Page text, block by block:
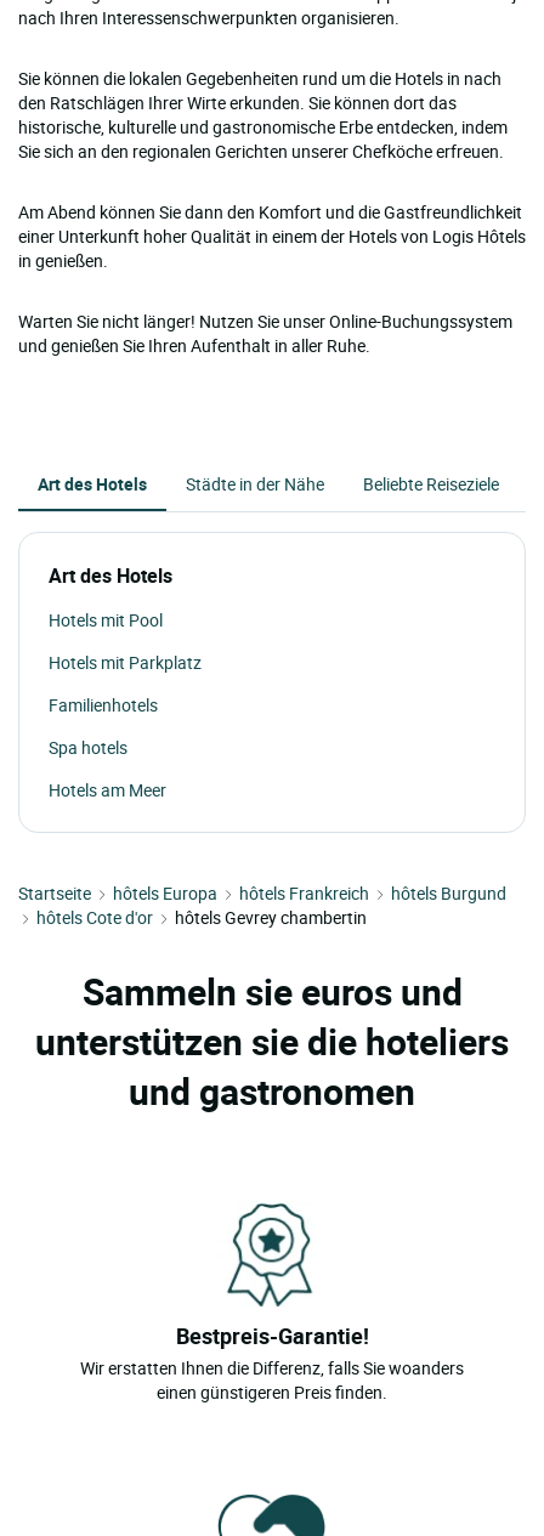
nach Ihren Interessenschwerpunkten organisieren.
Sie können die lokalen Gegebenheiten rund um die Hotels in nach
den Ratschlägen Ihrer Wirte erkunden. Sie können dort das
historische, kulturelle und gastronomische Erbe entdecken, indem
Sie sich an den regionalen Gerichten unserer Chefköche erfreuen.
Am Abend können Sie dann den Komfort und die Gastfreundlichkeit
einer Unterkunft hoher Qualität in einem der Hotels von Logis Hôtels
in genießen.
Warten Sie nicht länger! Nutzen Sie unser Online-Buchungssystem
und genießen Sie Ihren Aufenthalt in aller Ruhe.
Art des Hotels Städte in der Nähe Beliebte Reiseziele
Art des Hotels
Hotels mit Pool
Hotels mit Parkplatz
Familienhotels
Spa hotels
Hotels am Meer
Startseite hôtels Europa hôtels Frankreich
hôtels Burgund
hôtels Cote d'or
hôtels Gevrey chambertin
Sammeln sie euros und
unterstützen sie die hoteliers
und gastronomen
Bestpreis-Garantie!
Wir erstatten Ihnen die Differenz, falls Sie woanders
einen günstigeren Preis finden.